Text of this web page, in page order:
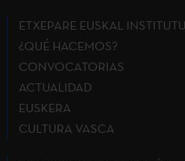
ETXEPARE EUSKAL
¿QUÉ HACEMOS?
CONVOCATORIAS
ACTUALIDAD
EUSKERA
CULTURA VASCA